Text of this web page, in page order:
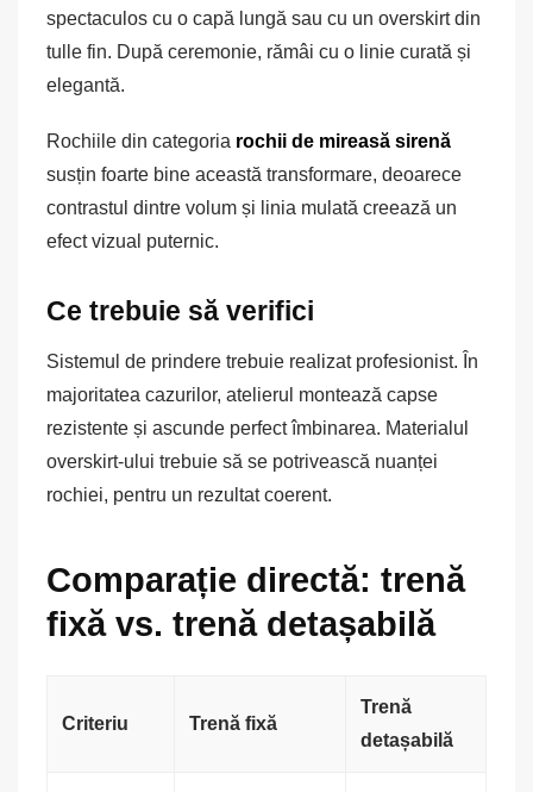
spectaculos cu o capă lungă sau cu un overskirt din
tulle fin. După ceremonie, rămâi cu o linie curată și
elegantă.
Rochiile din categoria rochii de mireasă sirenă
susțin foarte bine această transformare, deoarece
contrastul dintre volum și linia mulată creează un
efect vizual puternic.
Ce trebuie să verifici
Sistemul de prindere trebuie realizat profesionist. În
majoritatea cazurilor, atelierul montează capse
rezistente și ascunde perfect îmbinarea. Materialul
overskirt-ului trebuie să se potrivească nuanței
rochiei, pentru un rezultat coerent.
Comparație directă: trenă
fixă vs. trenă detașabilă
Criteriu Trenă fixă
Trenă
detașabilă